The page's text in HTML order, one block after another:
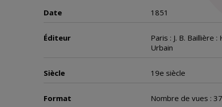
Date 1851
Éditeur
Paris : J. B. Baillière
Urbain
Siècle 19e siècle
Format Nombre de vues :